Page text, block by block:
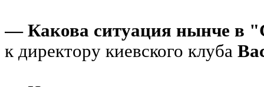
— Какова ситуация нынче в
к директору киевского клуба